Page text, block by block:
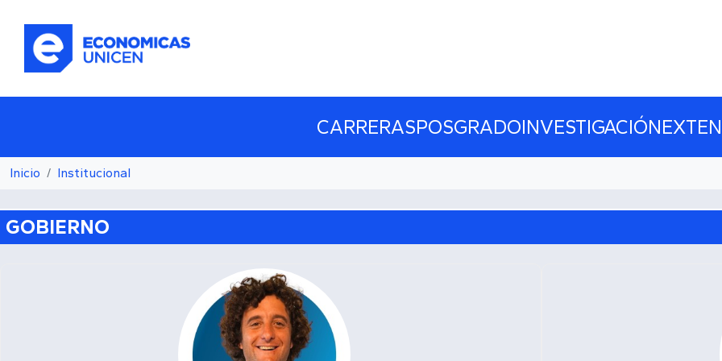
CARRERASPOSGRADOINVESTIGACIÓN
Inicio Institucional
GOBIERNO